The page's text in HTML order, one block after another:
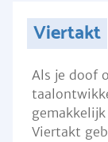
Viertakt
Als je doof
Viertakt